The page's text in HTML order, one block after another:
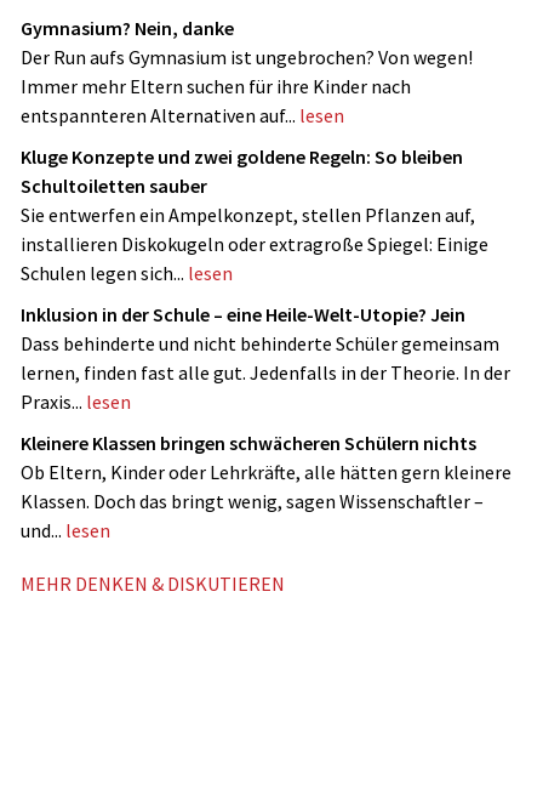
Gymnasium? Nein, danke
Der Run aufs Gymnasium ist ungebrochen? Von wegen!
Immer mehr Eltern suchen für ihre Kinder nach
entspannteren Alternativen auf... lesen
Kluge Konzepte und zwei goldene Regeln: So bleiben
Schultoiletten sauber
Sie entwerfen ein Ampelkonzept, stellen Pflanzen auf,
installieren Diskokugeln oder extragroße Spiegel: Einige
Schulen legen sich... lesen
Inklusion in der Schule – eine Heile-Welt-Utopie? Jein
Dass behinderte und nicht ­behinderte Schüler gemeinsam
lernen, finden fast alle gut. Jedenfalls in der Theorie. In der
Praxis... lesen
Kleinere Klassen bringen schwächeren Schülern nichts
Ob Eltern, Kinder oder Lehrkräfte, alle hätten gern kleinere
Klassen. Doch das bringt wenig, sagen Wissenschaftler –
und... lesen
MEHR DENKEN & DISKUTIEREN